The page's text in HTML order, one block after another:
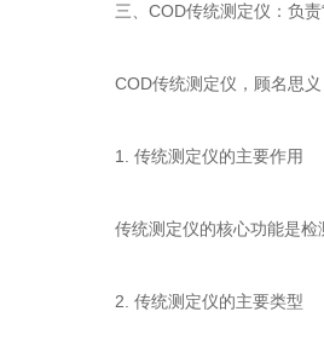
三、COD传统测定仪：负责
COD传统测定仪，顾名思义
1. 传统测定仪的主要作用
传统测定仪的核心功能是检测
2. 传统测定仪的主要类型